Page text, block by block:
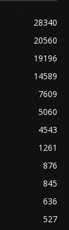
28340
20560
19196
14589
7609
5060
4543
1261
876
845
636
527